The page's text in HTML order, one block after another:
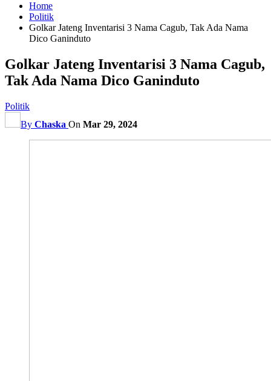
Home
Politik
Golkar Jateng Inventarisi 3 Nama Cagub, Tak Ada Nama
Dico Ganinduto
Golkar Jateng Inventarisi 3 Nama Cagub,
Tak Ada Nama Dico Ganinduto
Politik
By Chaska On Mar 29, 2024